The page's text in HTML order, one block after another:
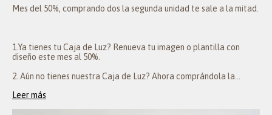
Mes del 50%, comprando dos la segunda unidad te sale a la mitad.
1.Ya tienes tu Caja de Luz? Renueva tu imagen o plantilla con
diseño este mes al 50%.
2. Aún no tienes nuestra Caja de Luz? Ahora comprándola la...
Leer más